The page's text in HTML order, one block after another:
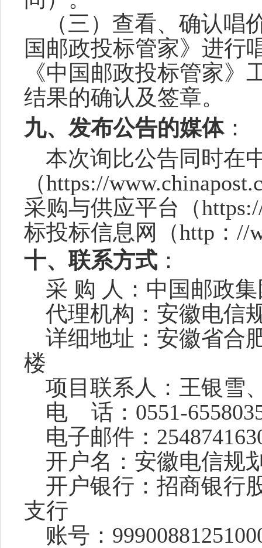
（ 三 ） 查看、确认唱
国邮政投标管家》进行
《中国邮政投标管家》
结果的确认及签章。
九、 发布公告的媒体：
本次询比公告同时在
（https://
采购与供应平台（
标投标信息网（http：//
十、联系方式 ：
采 购 人： 中国邮政
代理机构： 安徽电信
详细地址： 安徽省合
楼
项目联系人 ： 王银雪
电
话： 0551-
电子邮件：
开户名：安徽电信规
开户银行：招商银行
支行
账号：